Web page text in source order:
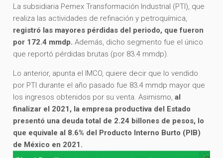
La subsidiaria Pemex Transformación Industrial (PTI), que
realiza las actividades de refinación y petroquímica,
registró las mayores pérdidas del periodo, que fueron
por 172.4 mmdp.Además, dicho segmento fue el único
que reportó pérdidas brutas (por 83.4 mmdp).
Lo anterior, apunta el IMCO, quiere decir que lo vendido
por PTI durante el año pasado fue 83.4 mmdp mayor que
los ingresos obtenidos por su venta. Asimismo,al
finalizar el 2021, la empresa productiva del Estado
presentó una deuda total de 2.24 billones de pesos, lo
que equivale al 8.6% del Producto Interno Burto (PIB)
de México en 2021.